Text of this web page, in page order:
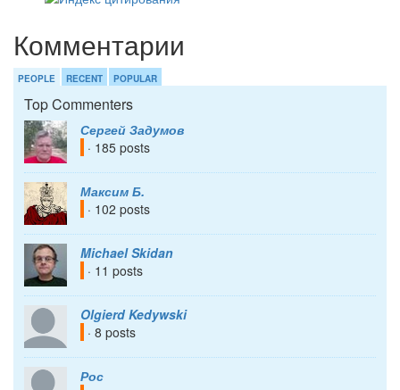
Комментарии
PEOPLE RECENT POPULAR
Top Commenters
Сергей Задумов
· 185 posts
Максим Б.
· 102 posts
Michael Skidan
· 11 posts
Olgierd Kedywski
· 8 posts
Рос